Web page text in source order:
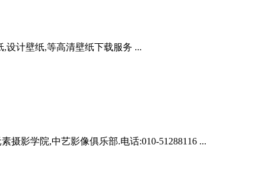
设计壁纸,等高清壁纸下载服务 ...
摄影学院,中艺影像俱乐部.电话:010-51288116 ...